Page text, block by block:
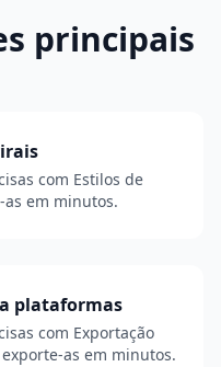
principais
com Estilos de
em minutos.
plataformas
com Exportação
as em minutos.